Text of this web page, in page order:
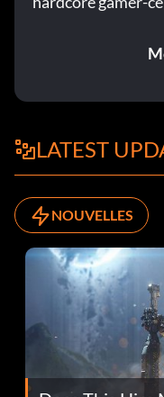
LATEST
NOUVELLES